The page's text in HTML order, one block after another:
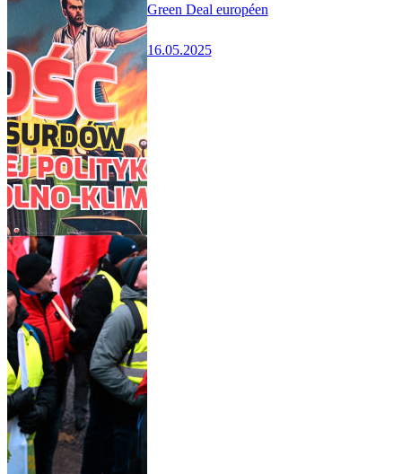
Green Deal européen
16.05.2025